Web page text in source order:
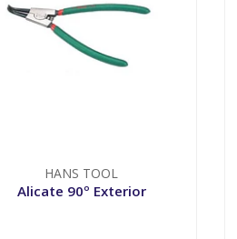
HANS TOOL
Alicate 90º Exterior